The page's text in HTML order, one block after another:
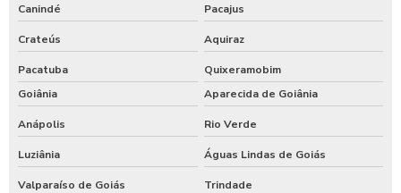
Canindé Pacajus
Crateús Aquiraz
Pacatuba
Quixeramobim
Goiânia
Aparecida de Goiânia
Anápolis Rio Verde
Luziânia Águas Lindas de Goiás
Valparaíso de Goiás Trindade